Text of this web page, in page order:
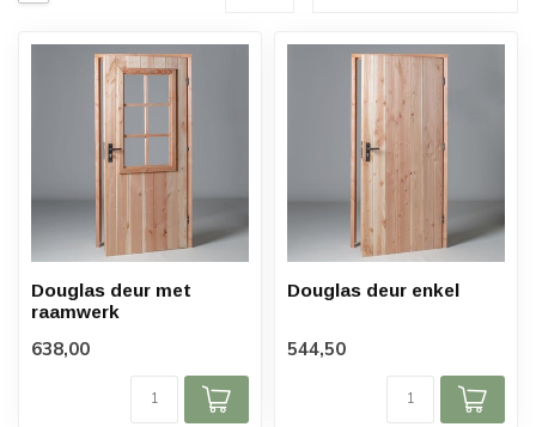
Douglas deur met
raamwerk
638,00
Douglas deur enkel
544,50